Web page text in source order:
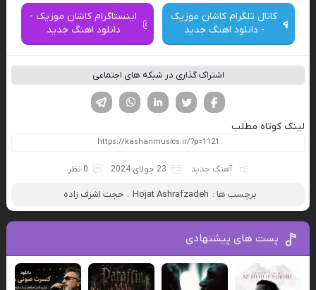
کانال تلگرام کاشان موزیک
- دانلود اهنگ جدید
اینستاگرام کاشان موزیک -
دانلود اهنگ جدید
اشتراک گذاری در شبکه های اجتماعی
لینکدین تویتر
فیسوک
لینک کوتاه مطلب
آهنگ جدید 23 جولای 2024 0 نظر
برچسب ها : Hojat Ashrafzadeh ، حجت اشرف زاده
پست های پیشنهادی